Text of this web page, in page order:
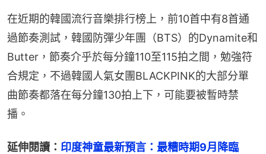
在近期的韓國流行音樂排行榜上，前10首中有8首通
過節奏測試，韓國防彈少年團（BTS）的Dynamite和
Butter，節奏介乎於每分鐘110至115拍之間，勉強符
合規定，不過韓國人氣女團BLACKPINK的大部分單
曲節奏都落在每分鐘130拍上下，可能要被暫時禁
播。
延伸閱讀： 印度神童最新預言：最糟時期9月降臨